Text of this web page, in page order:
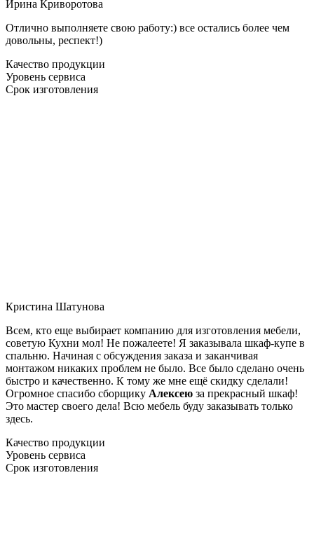
Ирина Криворотова
Отлично выполняете свою работу:) все остались более чем
довольны, респект!)
Качество продукции
Уровень сервиса
Срок изготовления
Кристина Шатунова
Всем, кто еще выбирает компанию для изготовления мебели,
советую Кухни мол! Не пожалеете! Я заказывала шкаф-купе в
спальню. Начиная с обсуждения заказа и заканчивая
монтажом никаких проблем не было. Все было сделано очень
быстро и качественно. К тому же мне ещё скидку сделали!
Огромное спасибо сборщику Алексею за прекрасный шкаф!
Это мастер своего дела! Всю мебель буду заказывать только
здесь.
Качество продукции
Уровень сервиса
Срок изготовления